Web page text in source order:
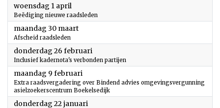
woensdag 1 april
Beëdiging nieuwe raadsleden
maandag 30 maart2026
Afscheid raadsleden
donderdag 26 februari
Inclusief kadernota's verbonden partijen
maandag 9 februari
Extra raadsvergadering over Bindend advies omgevingsvergunning
asielzoekerscentrum Boekelsedijk
donderdag 22 januari